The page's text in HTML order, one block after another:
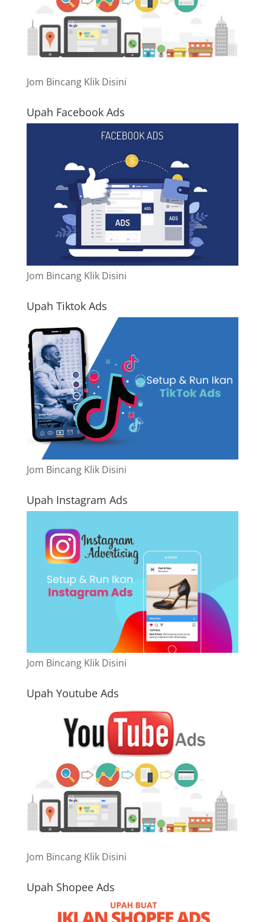
Jom Bincang Klik Disini
Upah Facebook Ads
Jom Bincang Klik Disini
Upah Tiktok Ads
Jom Bincang Klik Disini
Upah Instagram Ads
Jom Bincang Klik Disini
Upah Youtube Ads
Jom Bincang Klik Disini
Upah Shopee Ads